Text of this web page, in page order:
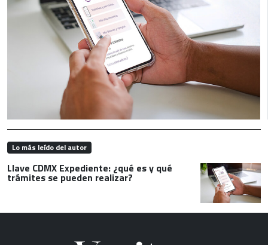
Lo más leído del autor
Llave CDMX Expediente: ¿qué es y qué
trámites se pueden realizar?